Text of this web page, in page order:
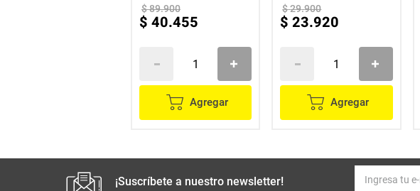
$89.900
$ 40.455
Agregar
$29.900
$ 23.920
Agregar
¡Suscríbete a nuestro newsletter!